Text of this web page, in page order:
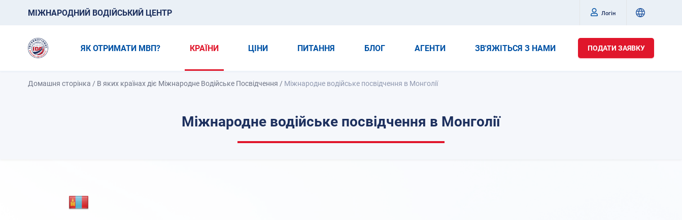
МІЖНАРОДНИЙ ВОДІЙСЬКИЙ ЦЕНТР Логін
ЯК ОТРИМАТИ МВП? КРАЇНИ ЦІНИ ПИТАННЯ БЛОГ АГЕНТИ ЗВ'ЯЖІТЬСЯ З НАМИ ПОДАТИ ЗАЯВКУ
Домашня сторінка / В яких країнах діє Міжнародне Водійське Посвідчення / Міжнародне водійське посвідчення в Монголії
Міжнародне водійське посвідчення в Монголії